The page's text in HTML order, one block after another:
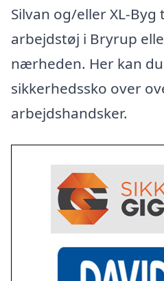
Silvan og/eller XL-Byg
arbejdstøj i Bryrup
nærheden. Her kan
sikkerhedssko over
arbejdshandsker.